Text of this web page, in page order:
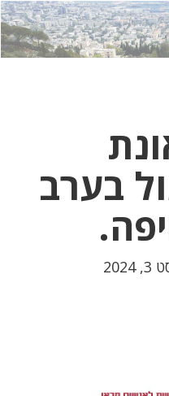
לחץ
כאן
לחץ
כדי
בערב